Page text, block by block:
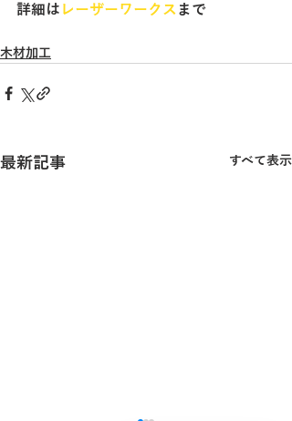
詳細は レーザーワークスまで
木材加工
最新記事 すべて表示